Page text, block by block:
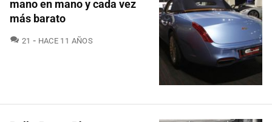
mano en mano y cada vez
más barato
21 COMENTARIOS
HACE 11 AÑOS